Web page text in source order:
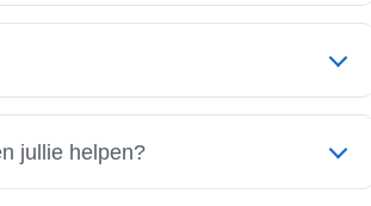
als zakelijke kosten. Ze vallen
van onze producten zijn ook
jullie helpen?